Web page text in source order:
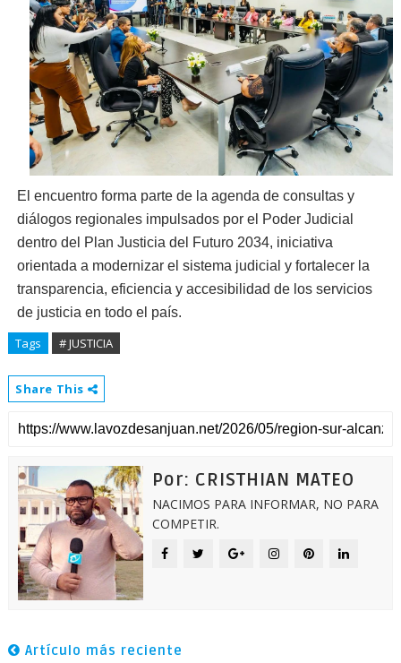
El encuentro forma parte de la agenda de consultas y
diálogos regionales impulsados por el Poder Judicial
dentro del Plan Justicia del Futuro 2034, iniciativa
orientada a modernizar el sistema judicial y fortalecer la
transparencia, eficiencia y accesibilidad de los servicios
de justicia en todo el país.
Tags # JUSTICIA
Share This
Por: CRISTHIAN MATEO
NACIMOS PARA INFORMAR, NO PARA
COMPETIR.
Artículo más reciente